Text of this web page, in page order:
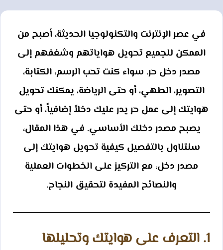
في عصر الإنترنت والتكنولوجيا الحديثة، أصبح من
الممكن للجميع تحويل هواياتهم وشغفهم إلى
مصدر دخل حر. سواء كنت تحب الرسم، الكتابة،
التصوير، الطهي، أو حتى الرياضة، يمكنك تحويل
هوايتك إلى عمل حر يدر عليك دخلاً إضافياً، أو حتى
يصبح مصدر دخلك الأساسي. في هذا المقال،
سنتناول بالتفصيل كيفية تحويل هوايتك إلى
مصدر دخل، مع التركيز على الخطوات العملية
والنصائح المفيدة لتحقيق النجاح.
1. التعرف على هوايتك وتحليلها